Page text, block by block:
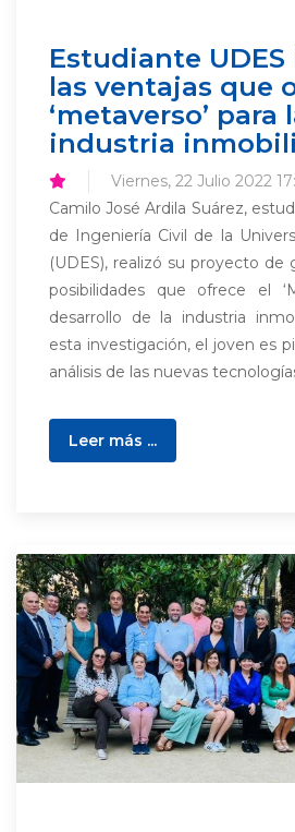
Estudiante
las ventajas que
‘metaverso’ para
industria
Viernes, 22 Julio 2022
Camilo José Ardila Suárez,
de Ingeniería Civil de la
(UDES), realizó su proyecto de
posibilidades que ofrece el
desarrollo de la industria
esta investigación, el joven es
análisis de las nuevas
Leer más ...